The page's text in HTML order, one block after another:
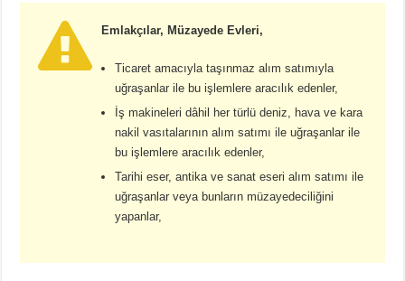
Emlakçılar, Müzayede Evleri,
Ticaret amacıyla taşınmaz alım satımıyla
uğraşanlar ile bu işlemlere aracılık edenler,
İş makineleri dâhil her türlü deniz, hava ve kara
nakil vasıtalarının alım satımı ile uğraşanlar ile
bu işlemlere aracılık edenler,
Tarihi eser, antika ve sanat eseri alım satımı ile
uğraşanlar veya bunların müzayedeciliğini
yapanlar,